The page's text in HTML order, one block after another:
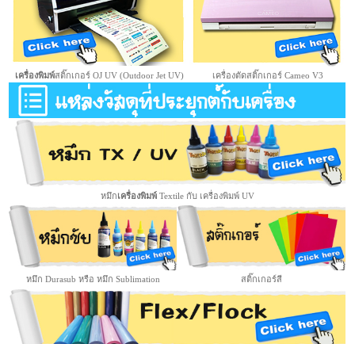
เครื่องพิมพ์สติ๊กเกอร์ OJ UV (Outdoor Jet UV) เครื่องตัดสติ๊กเกอร์ Cameo V3
หมึกเครื่องพิมพ์Textile กับ เครื่องพิมพ์ UV
หมึก Durasub หรือ หมึก Sublimation สติ๊กเกอร์สี